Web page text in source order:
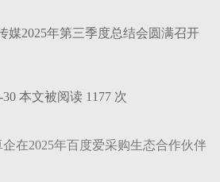
媒2025年第三季度总结会圆满召开
30 本文被阅读 1177 次
企在2025年百度爱采购生态合作伙伴